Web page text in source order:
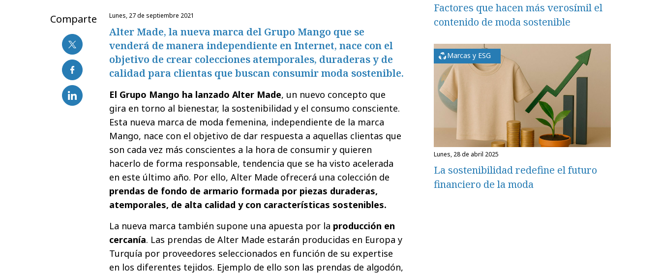
Comparte lunes, 27 de septiembre 2021
Alter Made, la nueva marca del Grupo Mango que se
venderá de manera independiente en Internet, nace con el
objetivo de crear colecciones atemporales, duraderas y de
calidad para clientas que buscan consumir moda sostenible.
El Grupo Mango ha lanzado Alter Made, un nuevo concepto que
gira en torno al bienestar, la sostenibilidad y el consumo consciente.
Esta nueva marca de moda femenina, independiente de la marca
Mango, nace con el objetivo de dar respuesta a aquellas clientas que
son cada vez más conscientes a la hora de consumir y quieren
hacerlo de forma responsable, tendencia que se ha visto acelerada
en este último año. Por ello, Alter Made ofrecerá una colección de
prendas de fondo de armario formada por piezas duraderas,
atemporales, de alta calidad y con características sostenibles.
La nueva marca también supone una apuesta por la producción en
cercanía. Las prendas de Alter Made estarán producidas en Europa y
Turquía por proveedores seleccionados en función de su expertise
en los diferentes tejidos. Ejemplo de ello son las prendas de algodón,
Factores que hacen más verosímil el
contenido de moda sostenible
Marcas y ESG
lunes, 28 de abril 2025
La sostenibilidad redefine el futuro
financiero de la moda